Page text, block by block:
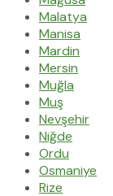
Malatya
Manisa
Mardin
Mersin
Muğla
Muş
Nevşehir
Niğde
Ordu
Osmaniye
Rize